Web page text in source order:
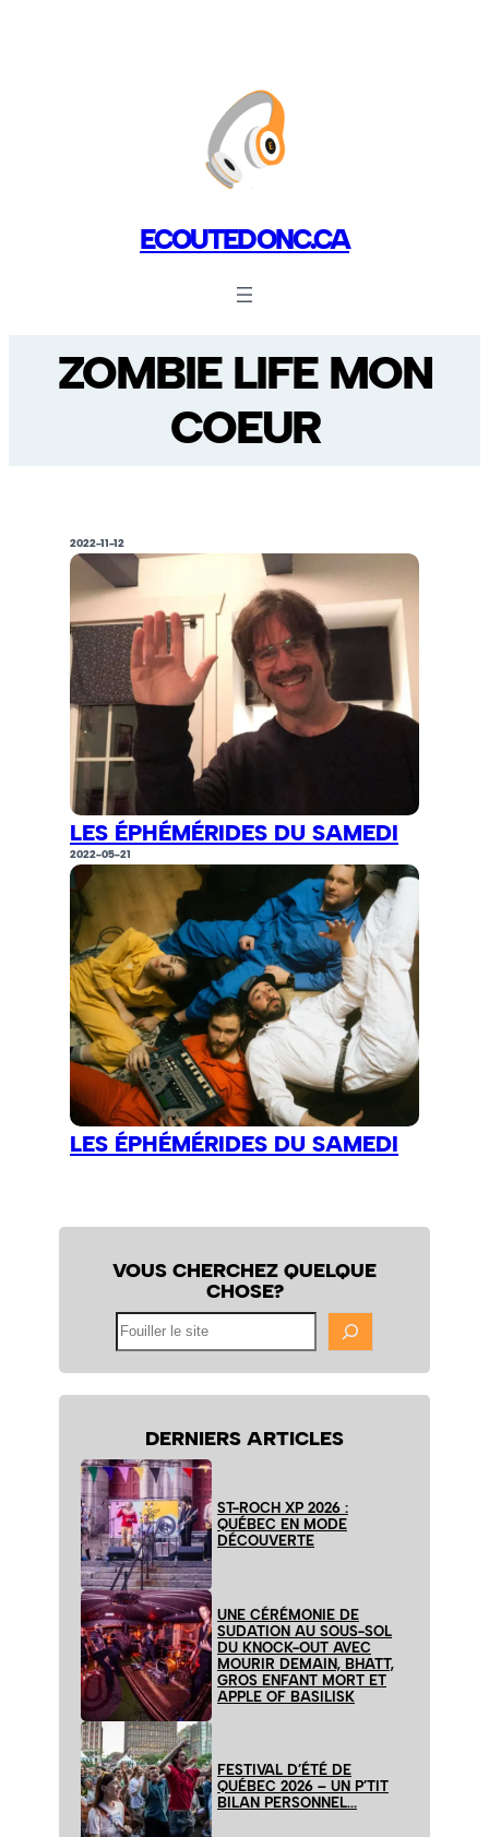
ECOUTEDONC.CA
ZOMBIE LIFE MON
COEUR
2022-11-12
LES ÉPHÉMÉRIDES DU SAMEDI
2022-05-21
LES ÉPHÉMÉRIDES DU SAMEDI
VOUS CHERCHEZ QUELQUE
CHOSE?
DERNIERS ARTICLES
ST-ROCH XP 2026 :
QUÉBEC EN MODE
DÉCOUVERTE
UNE CÉRÉMONIE DE
SUDATION AU SOUS-SOL
DU KNOCK-OUT AVEC
MOURIR DEMAIN, BHATT,
GROS ENFANT MORT ET
APPLE OF BASILISK
FESTIVAL D’ÉTÉ DE
QUÉBEC 2026 – UN P’TIT
BILAN PERSONNEL…